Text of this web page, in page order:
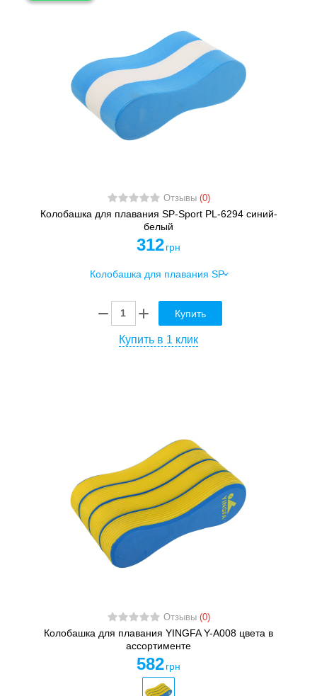
Отзывы (0)
Колобашка для плавания SP-Sport PL-6294 синий-
белый
312 грн
Купить
Купить в 1 клик
Отзывы (0)
Колобашка для плавания YINGFA Y-A008 цвета в
ассортименте
582 грн